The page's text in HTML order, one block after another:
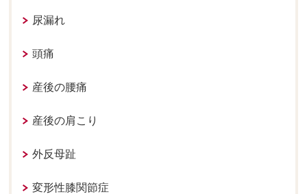
尿漏れ
頭痛
産後の腰痛
産後の肩こり
外反母趾
変形性膝関節症